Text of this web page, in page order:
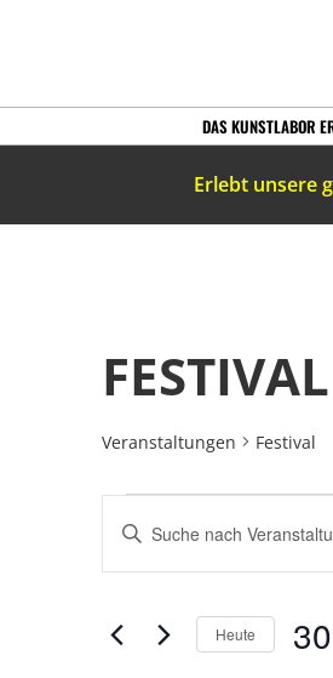
DAS KUNSTLABOR
Erlebt unsere
FESTIVAL
Veranstaltungen Festival
SUCHE
UND
Bitte
Schlüsselwort
Suche
Veranstaltungen
Schlüsselwort.Heute